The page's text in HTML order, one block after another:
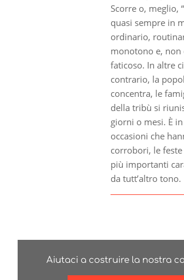
Scorre o, meglio,
quasi sempre in
ordinario,
monotono e, non
faticoso. In altre
contrario, la
concentra, le
della tribù si
giorni o mesi. È
occasioni che
corrobori, le
più importanti
da tutt’altro tono.
Aiutaci a costruire la nostra